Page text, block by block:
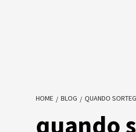
HOME BLOG QUANDO
quando